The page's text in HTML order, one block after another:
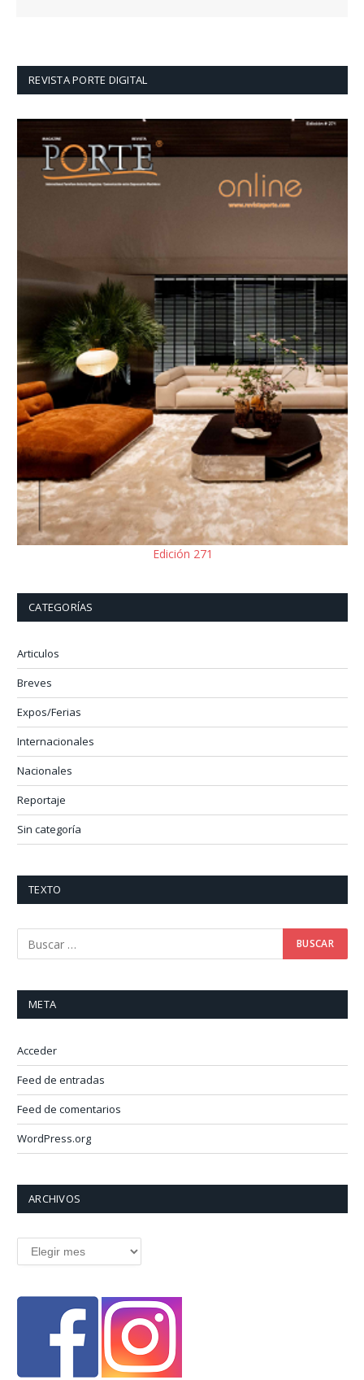
REVISTA PORTE DIGITAL
Edición 271
CATEGORÍAS
Articulos
Breves
Expos/Ferias
Internacionales
Nacionales
Reportaje
Sin categoría
TEXTO
META
Acceder
Feed de entradas
Feed de comentarios
WordPress.org
ARCHIVOS
Archivos